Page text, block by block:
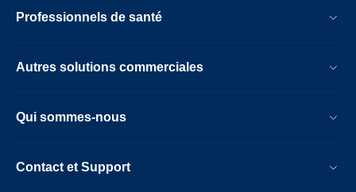
Professionnels de santé
Autres solutions commerciales
Qui sommes-nous
Contact et Support